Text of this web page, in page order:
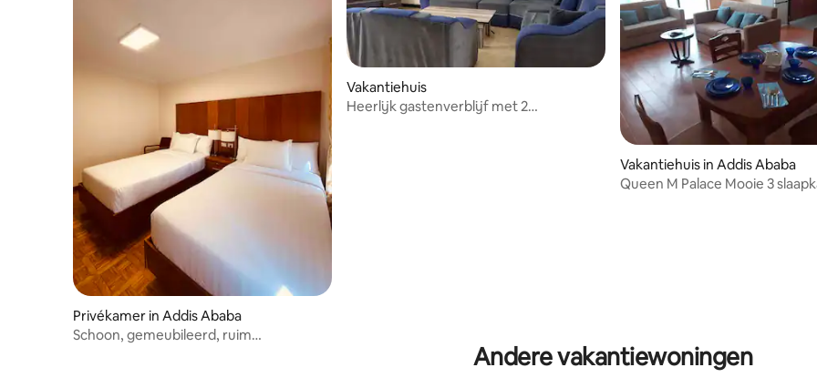
Privékamer in Addis Ababa
Schoon, gemeubileerd, ruim
Vakantiehuis
Heerlijk gastenverblijf met 2
Vakantiehuis in Addis Ababa
Queen M Palace Mooie 3
Andere vakantiewoningen